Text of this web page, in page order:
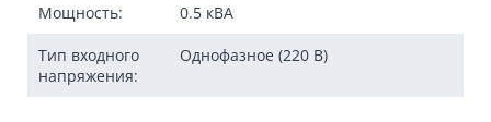
Мощность: 0.5 кВА
Тип входного
напряжения:
Однофазное (220 В)